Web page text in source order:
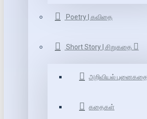
Poetry | கவிதை
Short Story | சிறுகதை
அறிவியல் புனைகதை
கதைகள்